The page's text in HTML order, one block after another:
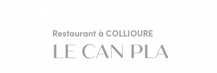
Restaurant à COLLIOURE
LE CAN PLA